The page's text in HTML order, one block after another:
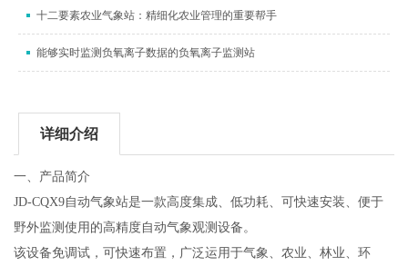
十二要素农业气象站：精细化农业管理的重要帮手
能够实时监测负氧离子数据的负氧离子监测站
详细介绍
一、产品简介
JD-CQX9自动气象站是一款高度集成、低功耗、可快速安装、便于
野外监测使用的高精度自动气象观测设备。
该设备免调试，可快速布置，广泛运用于气象、农业、林业、环